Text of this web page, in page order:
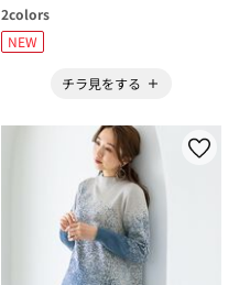
2colors
NEW
チラ見をする